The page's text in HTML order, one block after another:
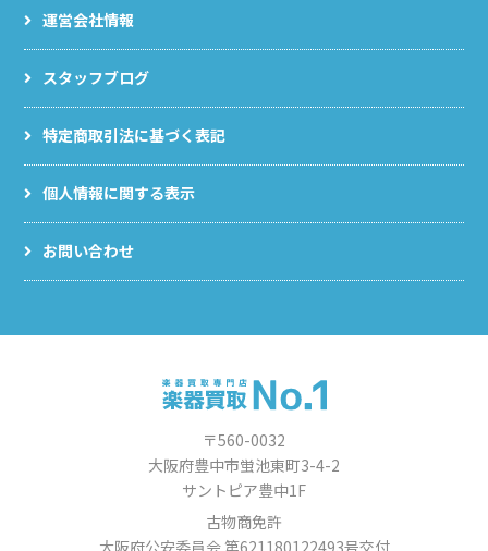
運営会社情報
スタッフブログ
特定商取引法に基づく表記
個人情報に関する表示
お問い合わせ
〒560-0032
大阪府豊中市蛍池東町3-4-2
サントピア豊中1F
古物商免許